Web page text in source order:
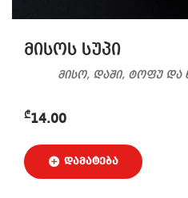
მისოს სუპი
მისო, დაში, ტოფუ და
₾14.00